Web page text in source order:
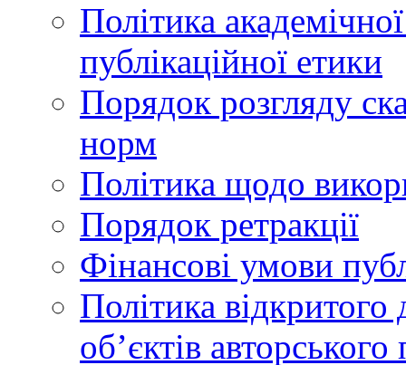
Політика
публікаційної етики
Порядок розгляду
норм
Політика щодо
Порядок ретракції
Фінансові умови
Політика
обʼєктів авторського